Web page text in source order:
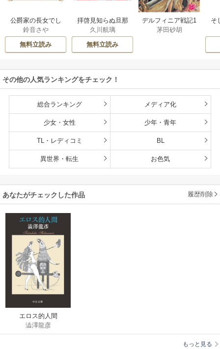
公爵家の長女でし
た
鈴音さや
無料立読み
拝啓見知らぬ旦那
様、離婚していた
だきます
久川航璃
無料立読み
デルフィニア戦記1
茅田砂胡
そ
その他の人気ランキングをチェック！
総合ランキング メディア化
少女・女性 少年・青年
TL・レディコミ BL
異世界・転生 お色気
あなたがチェックした作品 履歴削除
エロス的人間
澁澤龍彦
もっと見る